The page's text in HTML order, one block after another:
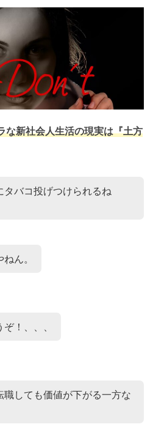
な新社会人生活の現実は『土方
タバコ投げつけられるね
ん。
！、、、
職しても価値が下がる一方な